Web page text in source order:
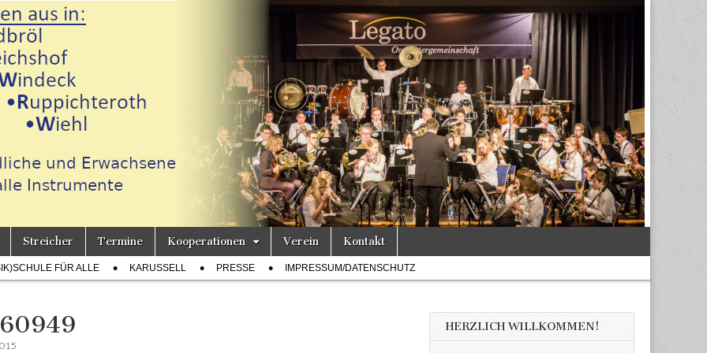
Streicher Termine Kooperationen Verein Kontakt
FÜR ALLE KARUSSELL PRESSE IMPRESSUM/DATENSCHUTZ
HERZLICH WILLKOMMEN!